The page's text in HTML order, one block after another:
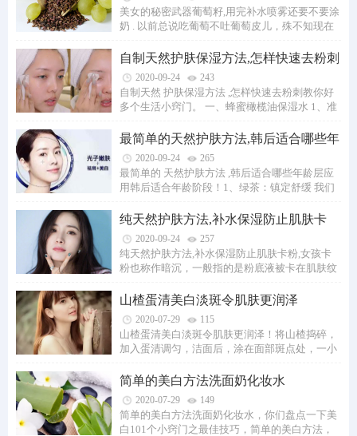
美女的秘密武器葡萄籽,用完补水喷雾还要不要涂
奶 . 以前总说吃葡萄不吐葡萄皮儿，殊不知现在
自制天然护肤保湿方法,怎样快速去粉刺
教你好多
2020-09-24 243
自制天然 护肤保湿方法 ,怎样快速去粉刺教你好
多个生活小窍门。 一、蜂蜜橄榄油保湿水 1、准
最简单的天然护肤方法,韩后适合哪些年
龄层应用
2020-09-24 265
最简单的 天然护肤方法 ,韩后适合哪些年龄层应
用韩后适合年龄阶段！1、绿茶：镇定舒缓 我们
纯天然护肤方法,补水保湿防止肌肤卡
粉 2020-09-24 257
纯天然护肤方法,补水保湿防止肌肤卡粉,女孩卡
粉也称作暗沉，一般指的是粉底液被卡在肌肤纹
山楂蛋清美白淡斑令肌肤更润泽
2020-07-29 115
山楂蛋清美白淡斑令肌肤更润泽！将山楂捣碎，
加入蛋清调匀，洁面后，涂在面部斑点处，一小
简单的美白方法洗面奶化妆水
2020-07-29 149
简单的美白方法洗面奶化妆水，你们盘点一下美
白101个小窍门之最佳技巧，简单的美白方法，